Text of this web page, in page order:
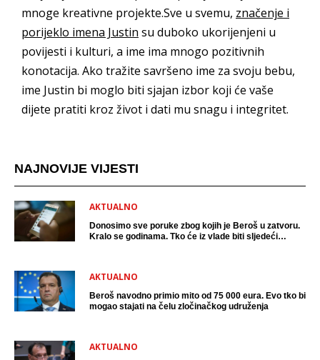
mnoge kreativne projekte.Sve u svemu, značenje i
porijeklo imena Justin su duboko ukorijenjeni u
povijesti i kulturi, a ime ima mnogo pozitivnih
konotacija. Ako tražite savršeno ime za svoju bebu,
ime Justin bi moglo biti sjajan izbor koji će vaše
dijete pratiti kroz život i dati mu snagu i integritet.
NAJNOVIJE VIJESTI
AKTUALNO
Donosimo sve poruke zbog kojih je Beroš u zatvoru.
Kralo se godinama. Tko će iz vlade biti sljedeći
AKTUALNO
Beroš navodno primio mito od 75 000 eura. Evo tko bi
mogao stajati na čelu zločinačkog udruženja
AKTUALNO